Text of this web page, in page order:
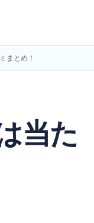
まとめ！
当た